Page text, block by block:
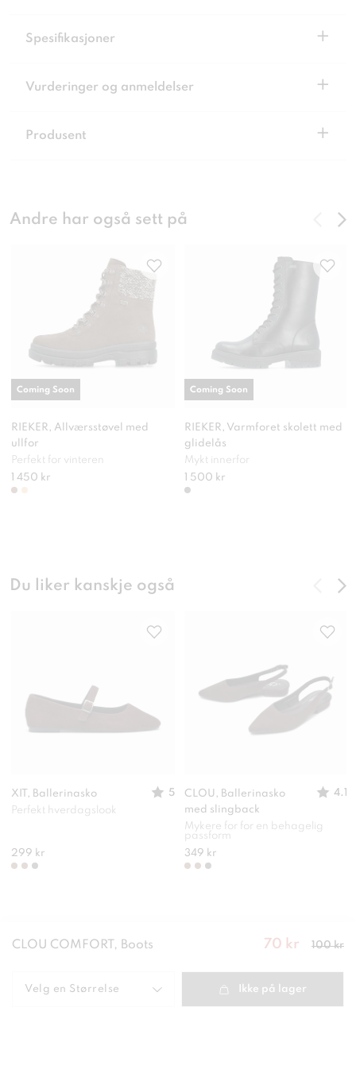
Spesifikasjoner +
Vurderinger og anmeldelser +
Produsent +
Andre har også sett på
RIEKER, Allværsstøvel med
ullfor
Perfekt for vinteren
1 450 kr
Coming Soon
RIEKER, Varmforet skolett med
glidelås
Mykt innerfor
1 500 kr
Coming Soon
Du liker kanskje også
XIT, Ballerinasko
5
Perfekt hverdagslook
299 kr
CLOU, Ballerinasko
med slingback
4.1
Mykere for for en behagelig
passform
349 kr
CLOU COMFORT, Boots
Nåværend
krForrige
pris
70 kr 100 kr
Velg en Størrelse Ikke på lager